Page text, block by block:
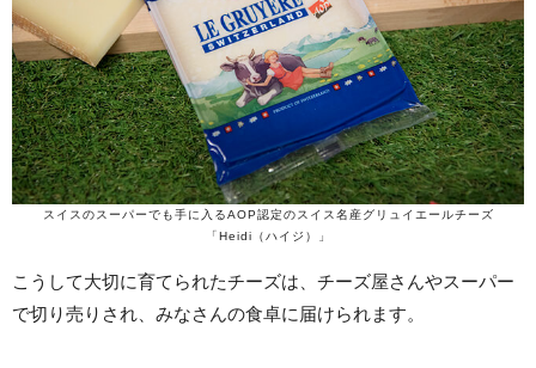
スイスのスーパーでも手に入るAOP認定のスイス名産グリュイエールチーズ
「Heidi（ハイジ）」
こうして大切に育てられたチーズは、チーズ屋さんやスーパー
で切り売りされ、みなさんの食卓に届けられます。